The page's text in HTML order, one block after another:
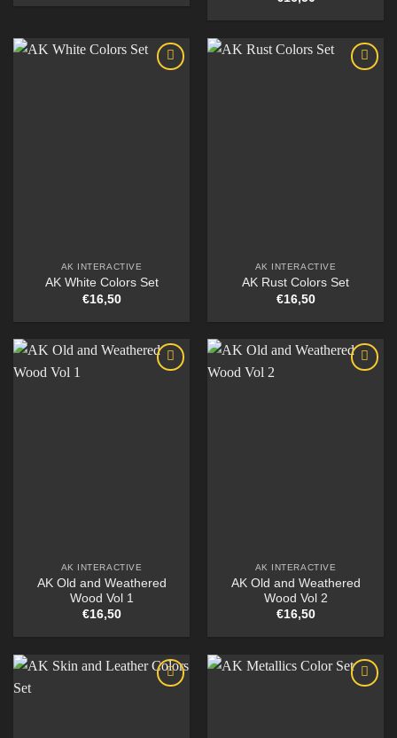
AK INTERACTIVE
AK White Colors Set
€16,50
AK INTERACTIVE
AK Rust Colors Set
€16,50
AK INTERACTIVE
AK Old and Weathered
Wood Vol 1
€16,50
AK INTERACTIVE
AK Old and Weathered
Wood Vol 2
€16,50